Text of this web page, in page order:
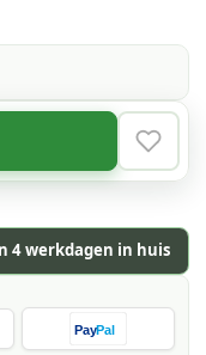
4 werkdagen in huis
PayPal